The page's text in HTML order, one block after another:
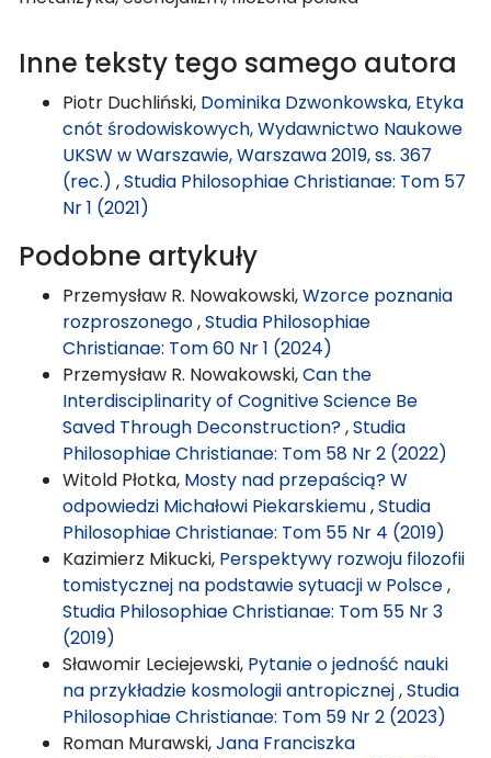
Inne teksty tego samego autora
Piotr Duchliński, Dominika Dzwonkowska, Etyka
cnót środowiskowych, Wydawnictwo Naukowe
UKSW w Warszawie, Warszawa 2019, ss. 367
(rec.) ,Studia Philosophiae Christianae: Tom 57
Nr 1 (2021)
Podobne artykuły
Przemysław R. Nowakowski,Wzorce poznania
rozproszonego,Studia Philosophiae
Christianae: Tom 60 Nr 1 (2024)
Przemysław R. Nowakowski,Can the
Interdisciplinarity of Cognitive Science Be
Saved Through Deconstruction?,Studia
Philosophiae Christianae: Tom 58 Nr 2 (2022)
Witold Płotka, Mosty nad przepaścią? W
odpowiedzi Michałowi Piekarskiemu,Studia
Philosophiae Christianae: Tom 55 Nr 4 (2019)
Kazimierz Mikucki, Perspektywy rozwoju filozofii
tomistycznej na podstawie sytuacji w Polsce,
Studia Philosophiae Christianae: Tom 55 Nr 3
(2019)
Sławomir Leciejewski, Pytanie o jedność nauki
na przykładzie kosmologii antropicznej,Studia
Philosophiae Christianae: Tom 59 Nr 2 (2023)
Roman Murawski,Jana Franciszka